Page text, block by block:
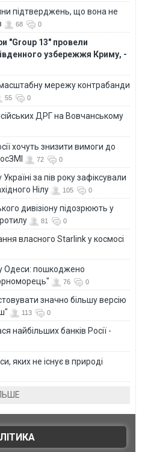
підтверджень, що вона не
68 0
"Group 13" провели
узбережжя Криму, -
масштабну мережу контрабанди
55 0
ДРГ на Вовчанському
хочуть знизити вимоги до
72 0
за пів року зафіксували
Нілу
105 0
дивізіону підозрюють у
81 0
власного Starlink у космосі
Одеси: пошкоджено
76 0
значно більшу версію
113 0
найбільших банків Росії -
яких не існує в природі